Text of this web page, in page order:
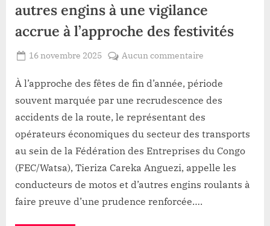
la
jeunesse
s’impatiente”
autres engins à une vigilance
accrue à l’approche des festivités
Posted
16 novembre 2025
ROMEO
Aucun commentaire
:
Tieriza
Anguezi
appelle
les
conducteurs
À l’approche des fêtes de fin d’année, période
souvent marquée par une recrudescence des
accidents de la route, le représentant des
opérateurs économiques du secteur des transports
au sein de la Fédération des Entreprises du Congo
(FEC/Watsa), Tieriza Careka Anguezi, appelle les
conducteurs de motos et d’autres engins roulants à
faire preuve d’une prudence renforcée….